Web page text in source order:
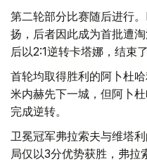
第二轮部分比赛随后进行
扬，后者因此成为首批遭
后以2:1逆转卡塔娜，结束
首轮均取得胜利的阿卜杜
米内赫先下一城，但阿卜
完成逆转。
卫冕冠军弗拉索夫与维塔
局仅以3分优势获胜，弗拉